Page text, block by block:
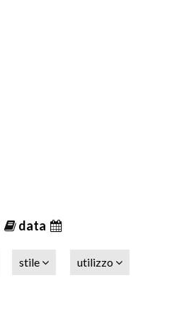
data
stile utilizzo